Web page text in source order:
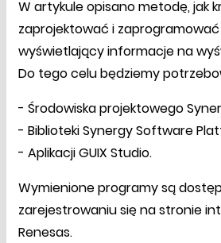
W artykule opisano metodę, jak
zaprojektować i
wyświetlający informacje na
Do tego celu będziemy
- Środowiska projektowego
- Biblioteki Synergy Software
- Aplikacji GUIX Studio.
Wymienione programy są
zarejestrowaniu się na stronie
Renesas.